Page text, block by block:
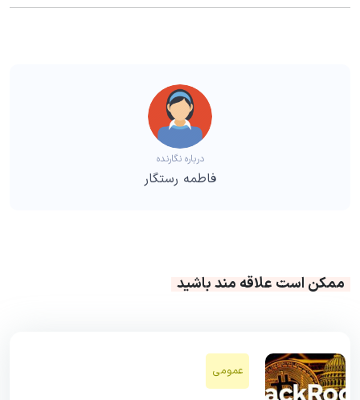
درباره نگارنده
فاطمه رستگار
ممکن است علاقه مند باشید
عمومی